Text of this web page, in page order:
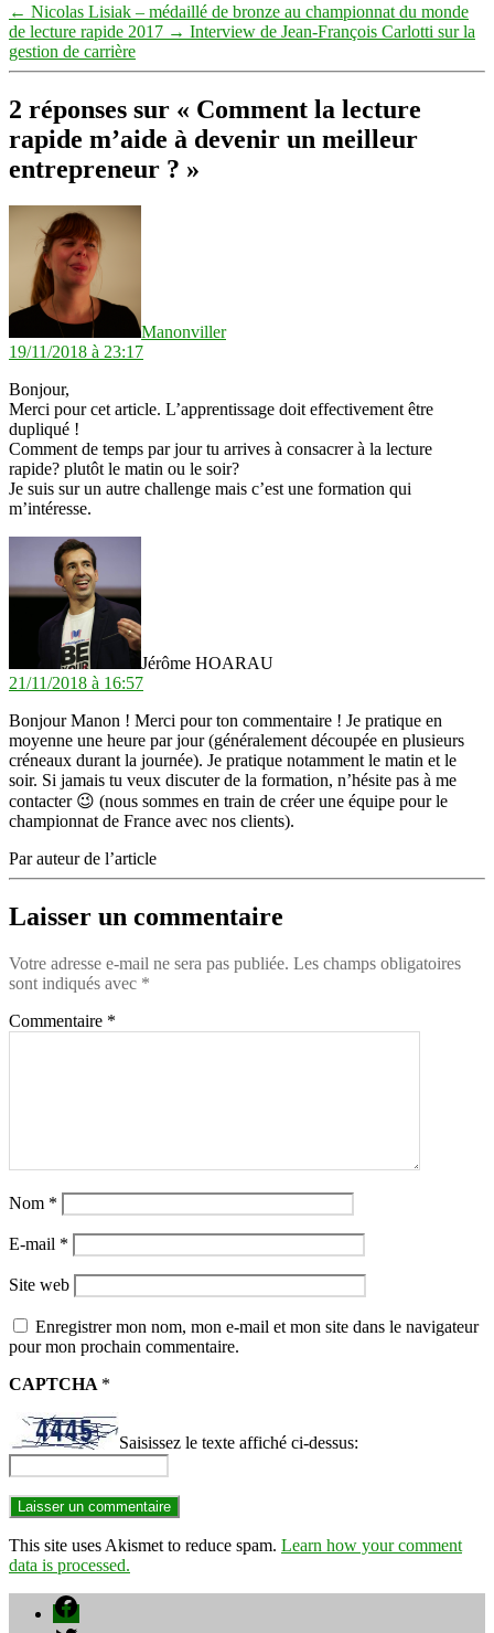
← Nicolas Lisiak – médaillé de bronze au championnat du monde
de lecture rapide 2017 → Interview de Jean-François Carlotti sur la
gestion de carrière
2 réponses sur « Comment la lecture
rapide m’aide à devenir un meilleur
entrepreneur ? »
Manonviller
19/11/2018 à 23:17
Bonjour,
Merci pour cet article. L’apprentissage doit effectivement être
dupliqué !
Comment de temps par jour tu arrives à consacrer à la lecture
rapide? plutôt le matin ou le soir?
Je suis sur un autre challenge mais c’est une formation qui
m’intéresse.
Jérôme HOARAU
21/11/2018 à 16:57
Bonjour Manon ! Merci pour ton commentaire ! Je pratique en
moyenne une heure par jour (généralement découpée en plusieurs
créneaux durant la journée). Je pratique notamment le matin et le
soir. Si jamais tu veux discuter de la formation, n’hésite pas à me
contacter 😉 (nous sommes en train de créer une équipe pour le
championnat de France avec nos clients).
Par auteur de l’article
Laisser un commentaire
Votre adresse e-mail ne sera pas publiée. Les champs obligatoires
sont indiqués avec *
Commentaire *
Nom *
E-mail *
Site web
Enregistrer mon nom, mon e-mail et mon site dans le navigateur
pour mon prochain commentaire.
CAPTCHA *
Saisissez le texte affiché ci-dessus:
This site uses Akismet to reduce spam. Learn how your comment
data is processed.
Facebook